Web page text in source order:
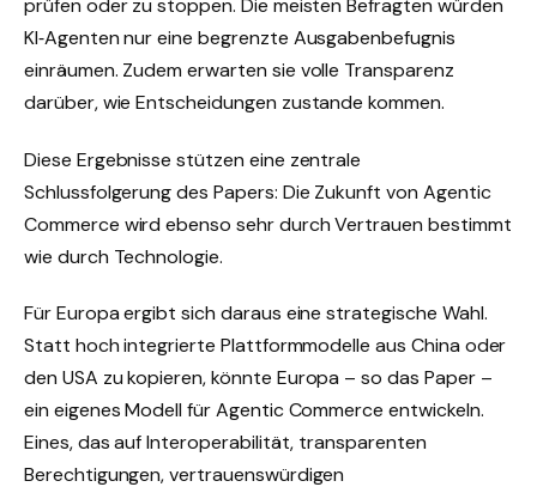
prüfen oder zu stoppen. Die meisten Befragten würden
KI‑Agenten nur eine begrenzte Ausgabenbefugnis
einräumen. Zudem erwarten sie volle Transparenz
darüber, wie Entscheidungen zustande kommen.
Diese Ergebnisse stützen eine zentrale
Schlussfolgerung des Papers: Die Zukunft von Agentic
Commerce wird ebenso sehr durch Vertrauen bestimmt
wie durch Technologie.
Für Europa ergibt sich daraus eine strategische Wahl.
Statt hoch integrierte Plattformmodelle aus China oder
den USA zu kopieren, könnte Europa – so das Paper –
ein eigenes Modell für Agentic Commerce entwickeln.
Eines, das auf Interoperabilität, transparenten
Berechtigungen, vertrauenswürdigen